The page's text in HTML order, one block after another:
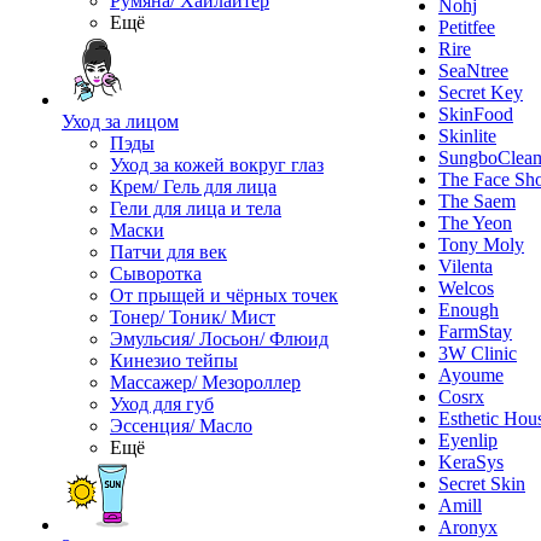
Ещё
Уход за лицом
Пэды
Уход за кожей вокруг глаз
Крем/ Гель для лица
Гели для лица и тела
Маски
Патчи для век
Сыворотка
От прыщей и чёрных точек
Тонер/ Тоник/ Мист
Эмульсия/ Лосьон/ Флюид
Кинезио тейпы
Массажер/ Мезороллер
Уход для губ
Эссенция/ Масло
Ещё
Nohj
Petitfee
Rire
SeaNtree
Secret Key
SkinFood
Skinlite
The Face
The Saem
The Yeon
Tony Moly
Vilenta
Welcos
Enough
FarmStay
3W Clinic
Ayoume
Cosrx
Esthetic
Eyenlip
KeraSys
Secret Skin
Amill
Aronyx